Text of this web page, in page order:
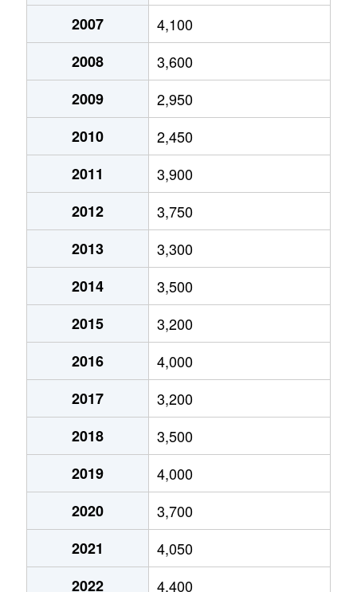
100万円 南与野
9,500万円 南与野
上落合
3,300万円 北与野
上落合
6,800万円 北与野
上落合
2,100万円 北与野
下落合
4,000万円 北与野
下落合
20,000万円 与野
下落合
4,100万円 与野
下落合
3,200万円 与野本町
新中里
3,300万円 南与野
2,900万円 南与野
6,200万円 南与野
5,500万円 南与野
5,900万円 与野本町
840万円 与野本町
2007
4,100
2008
3,600
2009
2,950
2010
2,450
2011
3,900
2012
3,750
2013
3,300
2014
3,500
2015
3,200
2016
4,000
2017
3,200
2018
3,500
2019
4,000
2020
3,700
2021
4,050
2022
4,400